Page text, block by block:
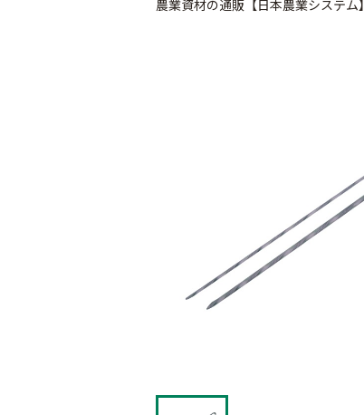
農業資材の通販【日本農業システム】